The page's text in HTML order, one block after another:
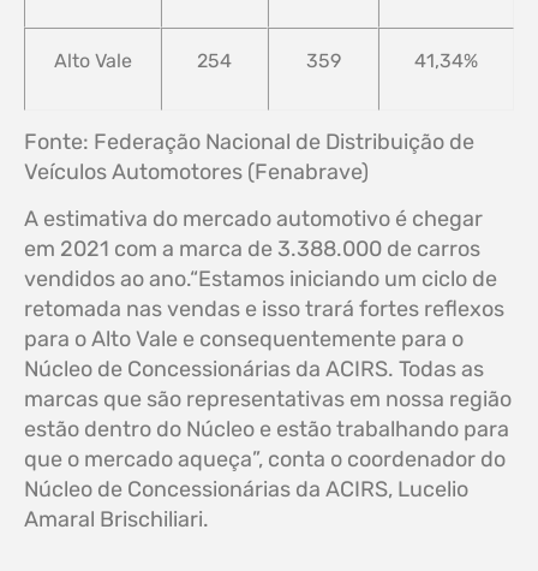
Alto Vale 254 359 41,34%
Fonte: Federação Nacional de Distribuição de
Veículos Automotores (Fenabrave)
A estimativa do mercado automotivo é chegar
em 2021 com a marca de 3.388.000 de carros
vendidos ao ano.“Estamos iniciando um ciclo de
retomada nas vendas e isso trará fortes reflexos
para o Alto Vale e consequentemente para o
Núcleo de Concessionárias da ACIRS. Todas as
marcas que são representativas em nossa região
estão dentro do Núcleo e estão trabalhando para
que o mercado aqueça”, conta o coordenador do
Núcleo de Concessionárias da ACIRS, Lucelio
Amaral Brischiliari.